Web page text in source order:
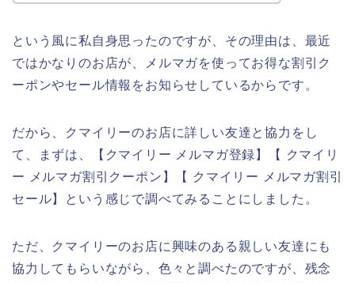
という風に私自身思ったのですが、その理由は、最近
ではかなりのお店が、メルマガを使ってお得な割引ク
ーポンやセール情報をお知らせしているからです。
だから、クマイリーのお店に詳しい友達と協力をし
て、まずは、【クマイリー メルマガ登録】【 クマイリ
ー メルマガ割引クーポン】【 クマイリー メルマガ割引
セール】という感じで調べてみることにしました。
ただ、クマイリーのお店に興味のある親しい友達にも
協力してもらいながら、色々と調べたのですが、残念